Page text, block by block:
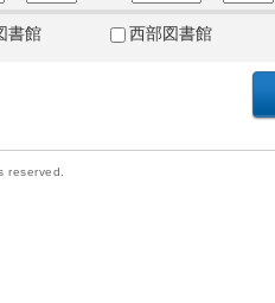
書館 西部図書館
reserved.